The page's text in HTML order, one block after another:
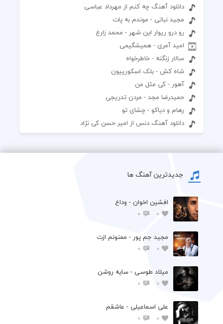
دانلود آهنگ چه کنم از مهرداد عباسی
مجید نباتی - موندم به پات
رو درو ریوار این شهر - محمد زارع
امید آمری - همیشگیمی
سالار زنگنه - خاطرخواه
شاه کش - بلک اسکورپیون
آهور - کی مثل من
حمیدرضا مجد - مردن تدریجی
رهام و دیاکو - چشای تو
دانلود آهنگ دنس از امیر حسن کی نژاد
جدیدترین آهنگ ها
افشين اخوان - وداع
0
0
مجید جم پور - ممنونم ازت
0
0
میلاد طوسی - سایه روشن
0
0
علی اسماعیلی - عاشقم
0
0